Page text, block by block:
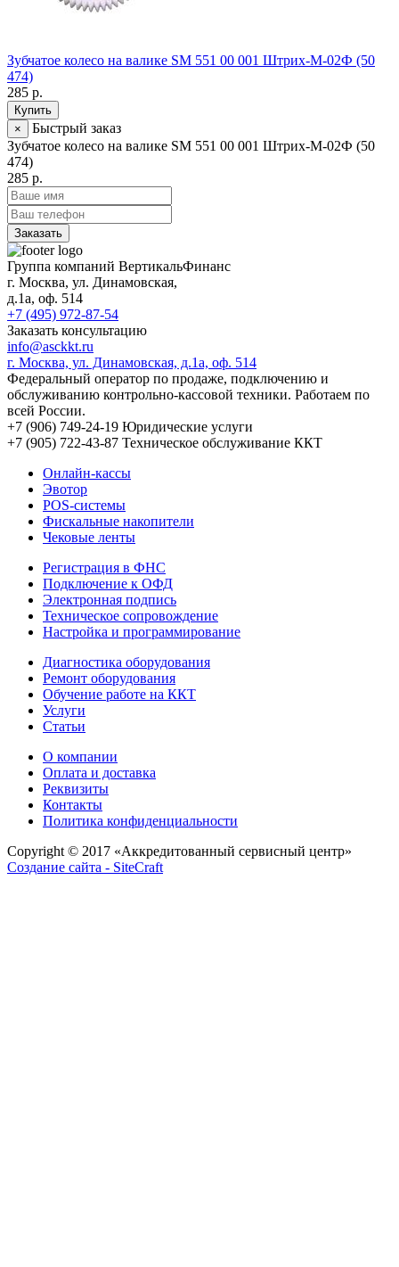
Зубчатое колесо на валике SM 551 00 001 Штрих-М-02Ф (50
474)
285 р.
Купить
×
Быстрый заказ
Зубчатое колесо на валике SM 551 00 001 Штрих-М-02Ф (50
474)
285 р.
Заказать
Группа компаний ВертикальФинанс
г. Москва, ул. Динамовская,
д.1а, оф. 514
+7 (495) 972-87-54
Заказать консультацию
info@asckkt.ru
г. Москва, ул. Динамовская, д.1а, оф. 514
Федеральный оператор по продаже, подключению и
обслуживанию контрольно-кассовой техники. Работаем по
всей России.
+7 (906) 749-24-19 Юридические услуги
+7 (905) 722-43-87 Техническое обслуживание ККТ
Онлайн-кассы
Эвотор
POS-системы
Фискальные накопители
Чековые ленты
Регистрация в ФНС
Подключение к ОФД
Электронная подпись
Техническое сопровождение
Настройка и программирование
Диагностика оборудования
Ремонт оборудования
Обучение работе на ККТ
Услуги
Статьи
О компании
Оплата и доставка
Реквизиты
Контакты
Политика конфиденциальности
Copyright © 2017 «Аккредитованный сервисный центр»
Создание сайта - SiteCraft